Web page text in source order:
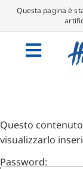
Questa pagina è
Questo
visualizzarlo
Password: